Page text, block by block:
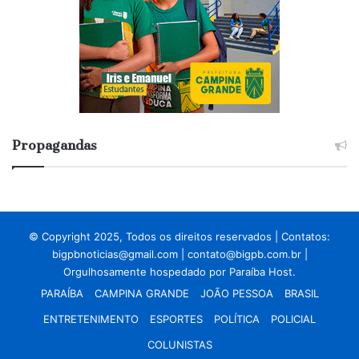
Propagandas
© Copyright 2025, Todos os direitos reservados | Contatos:
bigpbnoticias@gmail.com
contato@bigpb.com.br
Orgulhosamente hospedado por Paraíba Host.
PARAÍBA
CAMPINA GRANDE JOÃO PESSOA
BRASIL
ENTRETENIMENTO
ESPORTES POLÍTICA
POLICIAL
COLUNISTAS